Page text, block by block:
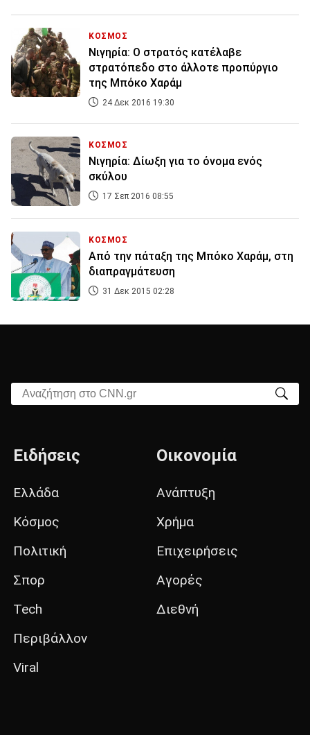
ΚΟΣΜΟΣ
Νιγηρία: Ο στρατός κατέλαβε
στρατόπεδο στο άλλοτε προπύργιο
της Μπόκο Χαράμ
24 Δεκ 2016 19:30
ΚΟΣΜΟΣ
Νιγηρία: Δίωξη για το όνομα ενός
σκύλου
17 Σεπ 2016 08:55
ΚΟΣΜΟΣ
Από την πάταξη της Μπόκο Χαράμ, στη
διαπραγμάτευση
31 Δεκ 2015 02:28
Αναζήτηση στο CNN.gr
Ειδήσεις
Ελλάδα
Κόσμος
Πολιτική
Σπορ
Tech
Περιβάλλον
Viral
Οικονομία
Ανάπτυξη
Χρήμα
Επιχειρήσεις
Αγορές
Διεθνή